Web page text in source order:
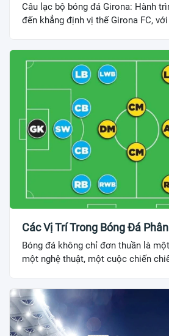
Câu lạc bộ bóng đá Girona: Hành
đến khẳng định vị thế Girona FC,
Các Vị Trí Trong Bóng Đá
Bóng đá không chỉ đơn thuần là
một nghệ thuật, một cuộc chiến